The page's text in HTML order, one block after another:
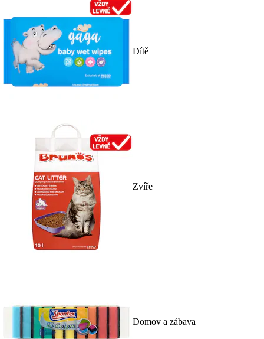
Dítě
Zvíře
Domov a zábava